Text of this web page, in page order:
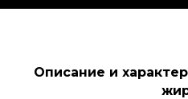
Описание и